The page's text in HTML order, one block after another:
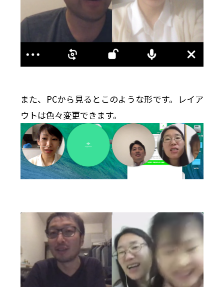
また、PCから見るとこのような形です。レイア
ウトは色々変更できます。